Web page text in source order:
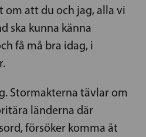
om att du och jag, alla vi
ska kunna känna
få må bra idag, i
Stormakterna tävlar om
länderna där
försöker komma åt